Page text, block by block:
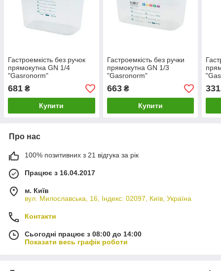
Гастроемкість без ручок
прямокутна GN 1/4
"Gasronorm"
26.5х16.2х20см/4800мл з
поліпропилена FoREST
681 ₴
Купити
Гастроемкість без ручки
прямокутна GN 1/3
"Gasronorm"
32.5х17.6х15м/5500мл з
поліпропилена FoREST
663₴
Купити
331
Про нас
100% позитивних з 21 відгука за рік
Працює з 16.04.2017
м. Київ
вул. Милославська, 16, Індекс: 02097, Київ, Україна
Контакти
Сьогодні працює з 08:00 до 14:00
Показати весь графік роботи